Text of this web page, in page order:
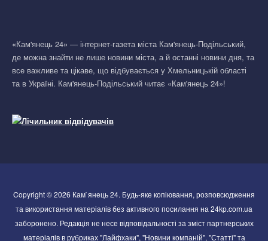
«Кам'янець 24» — інтернет-газета міста Кам'янець-Подільський,
де можна знайти не лише новини міста, а й останні новини дня, та
все важливе та цікаве, що відбувається у Хмельницькій області
та в Україні. Кам'янець-Подільський читає «Кам'янець 24»!
Copyright © 2026 Кам`янець 24. Будь-яке копіювання, розповсюдження
та використання матеріалів без активного посилання на 24kp.com.ua
заборонено. Редакція не несе відповідальності за зміст партнерських
матеріалів в рубриках "Лайфхаки", "Новини компаній", "Статті" та